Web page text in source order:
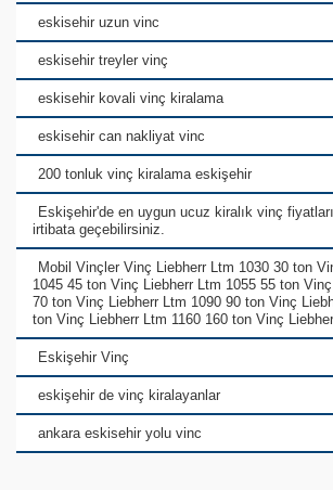
eskisehir uzun vinc
eskisehir treyler vinç
eskisehir kovali vinç kiralama
eskisehir can nakliyat vinc
200 tonluk vinç kiralama eskişehir
Eskişehir'de en uygun ucuz kiralık vinç
irtibata geçebilirsiniz.
Mobil Vinçler Vinç Liebherr Ltm 1030 30 ton
1045 45 ton Vinç Liebherr Ltm 1055 55 ton
70 ton Vinç Liebherr Ltm 1090 90 ton Vinç
ton Vinç Liebherr Ltm 1160 160 ton Vinç
Eskişehir Vinç
eskişehir de vinç kiralayanlar
ankara eskisehir yolu vinc